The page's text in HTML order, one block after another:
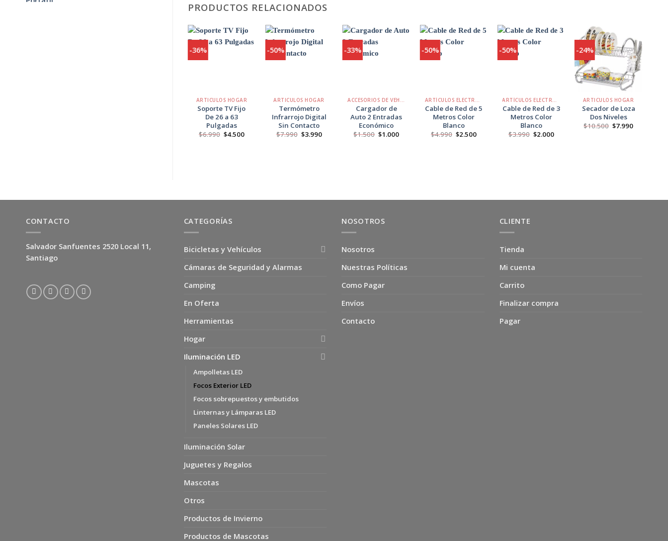
PRODUCTOS RELACIONADOS
-36%
ARTICULOS HOGAR
Soporte TV Fijo
De 26 a 63
Pulgadas
$6.990 El
$4.500El
-50%
ARTICULOS HOGAR
Termómetro
Infrarrojo Digital
Sin Contacto
$7.990 El
$3.990El
-33%
ACCESORIOS DE VEHÍCULOS
Cargador de
Auto 2 Entradas
Económico
$1.500 El
$1.000El
-50%
ARTÍCULOS ELECTRÓNICOS
Cable de Red de 5
Metros Color
Blanco
$4.990 El
$2.500El
-50%
ARTÍCULOS ELECTRÓNICOS
Cable de Red de 3
Metros Color
Blanco
$3.990 El
$2.000El
-24%
Agregar
a
Favoritos
+
ARTICULOS HOGAR
Secador de Loza
Dos Niveles
$10.500 El
$7.990El
CONTACTO
Salvador Sanfuentes 2520 Local 11,
Santiago
CATEGORÍAS
Bicicletas y Vehículos
Cámaras de Seguridad y Alarmas
Camping
En Oferta
Herramientas
Hogar
Iluminación LED
Ampolletas LED
Focos Exterior LED
Focos sobrepuestos y embutidos
Linternas y Lámparas LED
Paneles Solares LED
Iluminación Solar
Juguetes y Regalos
Mascotas
Otros
Productos de Invierno
Productos de Mascotas
NOSOTROS
Nosotros
Nuestras Políticas
Como Pagar
Envíos
Contacto
CLIENTE
Tienda
Mi cuenta
Carrito
Finalizar compra
Pagar